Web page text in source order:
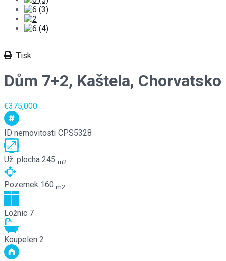
Tisk
Dům 7+2, Kaštela, Chorvatsko
€375,000
ID nemovitosti CPS5328
Už. plocha 245 m2
Pozemek 160 m2
Ložnic 7
Koupelen 2